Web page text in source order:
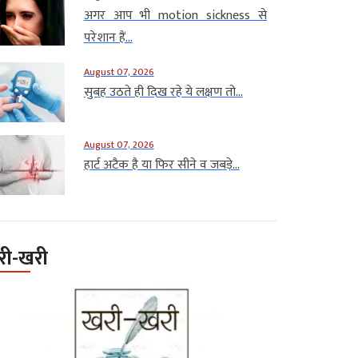
अगर आप भी motion sickness से
परेशान हैं...
August 07, 2026
सुबह उठते ही दिख रहे ये लक्षण तो...
August 07, 2026
हार्ट अटैक है या फिर सीने व जबड़े...
खरी